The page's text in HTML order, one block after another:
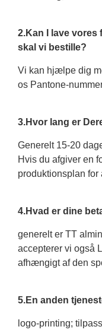
2.Kan I lave vores
skal vi bestille?
Vi kan hjælpe dig
os Pantone-
3.Hvor lang er
Generelt 15-20
Hvis du afgiver en
produktionsplan for
4.Hvad er dine
generelt er TT
accepterer vi også
afhængigt af den
5.En anden
logo-printing;